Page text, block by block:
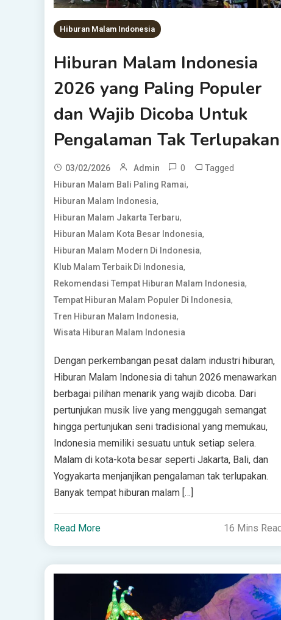
Hiburan Malam Indonesia
Hiburan Malam Indonesia
2026 yang Paling Populer
dan Wajib Dicoba Untuk
Pengalaman Tak Terlupakan
03/02/2026 Admin 0 Tagged
Hiburan Malam Bali Paling Ramai,
Hiburan Malam Indonesia,
Hiburan Malam Jakarta Terbaru,
Hiburan Malam Kota Besar Indonesia,
Hiburan Malam Modern Di Indonesia,
Klub Malam Terbaik Di Indonesia,
Rekomendasi Tempat Hiburan Malam Indonesia,
Tempat Hiburan Malam Populer Di Indonesia,
Tren Hiburan Malam Indonesia,
Wisata Hiburan Malam Indonesia
Dengan perkembangan pesat dalam industri hiburan,
Hiburan Malam Indonesia di tahun 2026 menawarkan
berbagai pilihan menarik yang wajib dicoba. Dari
pertunjukan musik live yang menggugah semangat
hingga pertunjukan seni tradisional yang memukau,
Indonesia memiliki sesuatu untuk setiap selera.
Malam di kota-kota besar seperti Jakarta, Bali, dan
Yogyakarta menjanjikan pengalaman tak terlupakan.
Banyak tempat hiburan malam […]
Read More 16 Mins Read